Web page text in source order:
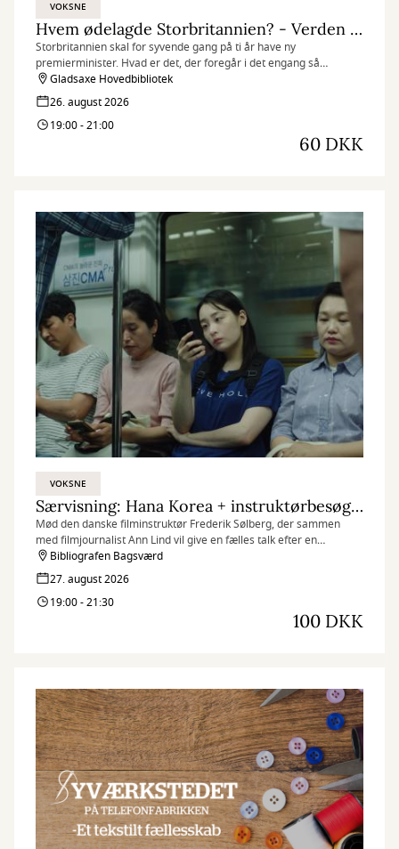
VOKSNE
Hvem ødelagde Storbritannien? - Verden lige nu
Storbritannien skal for syvende gang på ti år have ny
premierminister. Hvad er det, der foregår i det engang så
mægtige Storbritannien? Mathias Sindberg giver os her en aktuel
analyse af Storbritannien og historien om Brexit, indvandring,
finanskapitalisme, Boris Johnsons manerer og nostalgisk længsel
efter imperiet.
Gladsaxe Hovedbibliotek
26. august 2026
19:00 - 21:00
60 DKK
VOKSNE
Særvisning: Hana Korea + instruktørbesøg med talk v. Ann Lind.
Mød den danske filminstruktør Frederik Sølberg, der sammen
med filmjournalist Ann Lind vil give en fælles talk efter en
særvisning af filmen HANA KOREA.
Bibliografen Bagsværd
27. august 2026
19:00 - 21:30
100 DKK